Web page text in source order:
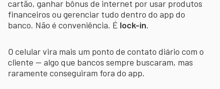
cartão, ganhar bônus de internet por usar produtos
financeiros ou gerenciar tudo dentro do app do
banco. Não é conveniência. É lock-in.
O celular vira mais um ponto de contato diário com o
cliente — algo que bancos sempre buscaram, mas
raramente conseguiram fora do app.